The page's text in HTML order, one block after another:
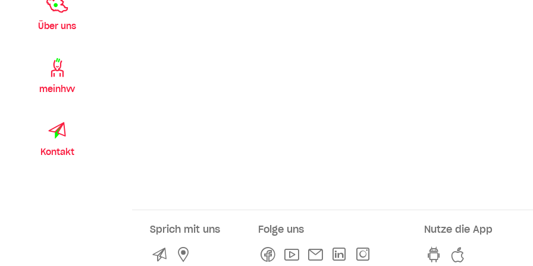
Über uns
meinhvv
Kontakt
Sprich mit uns
KontaktService- und Verkaufsstellen
Folge uns
FacebookYoutubeNewsletterLinkedln
Nutze die App
hvv switch App